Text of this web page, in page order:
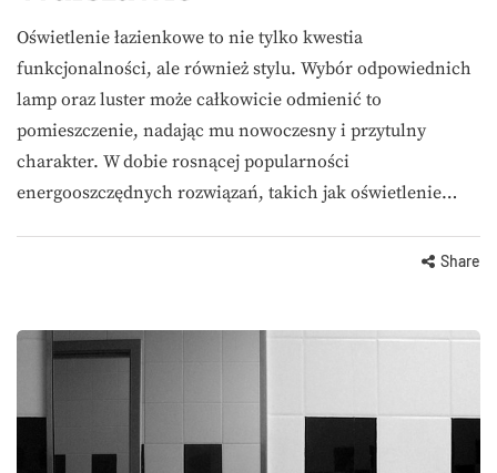
Oświetlenie łazienkowe to nie tylko kwestia
funkcjonalności, ale również stylu. Wybór odpowiednich
lamp oraz luster może całkowicie odmienić to
pomieszczenie, nadając mu nowoczesny i przytulny
charakter. W dobie rosnącej popularności
energooszczędnych rozwiązań, takich jak oświetlenie…
Share